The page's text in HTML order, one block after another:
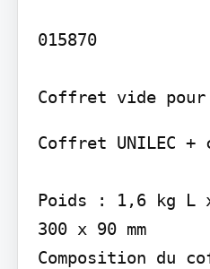
015870
Coffret vide pour
Coffret UNILEC +
Poids : 1,6 kg
300 x 90 mm
Composition du